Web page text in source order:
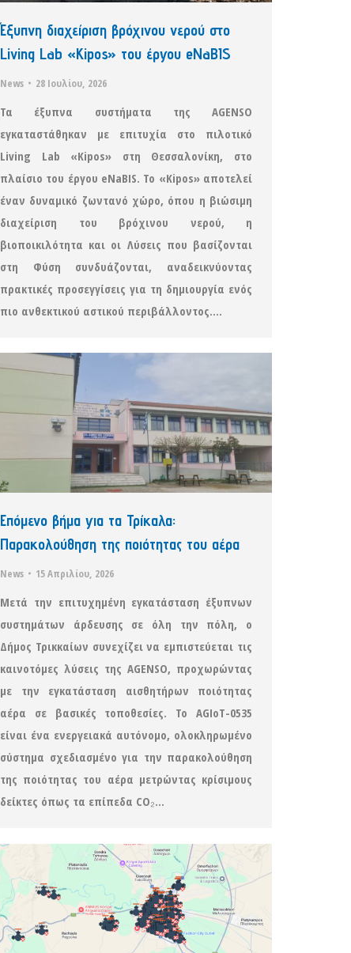
Έξυπνη διαχείριση βρόχινου νερού στο
Living Lab «Kipos» του έργου eNaBIS
News 28 Ιουλίου, 2026
Τα έξυπνα συστήματα της AGENSO
εγκαταστάθηκαν με επιτυχία στο πιλοτικό
Living Lab «Kipos» στη Θεσσαλονίκη, στο
πλαίσιο του έργου eNaBIS. Το «Kipos» αποτελεί
έναν δυναμικό ζωντανό χώρο, όπου η βιώσιμη
διαχείριση του βρόχινου νερού, η
βιοποικιλότητα και οι Λύσεις που βασίζονται
στη Φύση συνδυάζονται, αναδεικνύοντας
πρακτικές προσεγγίσεις για τη δημιουργία ενός
πιο ανθεκτικού αστικού περιβάλλοντος.…
Επόμενο βήμα για τα Τρίκαλα:
Παρακολούθηση της ποιότητας του αέρα
News 15 Απριλίου, 2026
Μετά την επιτυχημένη εγκατάσταση έξυπνων
συστημάτων άρδευσης σε όλη την πόλη, ο
Δήμος Τρικκαίων συνεχίζει να εμπιστεύεται τις
καινοτόμες λύσεις της AGENSO, προχωρώντας
με την εγκατάσταση αισθητήρων ποιότητας
αέρα σε βασικές τοποθεσίες. Το AGIoT-0535
είναι ένα ενεργειακά αυτόνομο, ολοκληρωμένο
σύστημα σχεδιασμένο για την παρακολούθηση
της ποιότητας του αέρα μετρώντας κρίσιμους
δείκτες όπως τα επίπεδα CO₂…